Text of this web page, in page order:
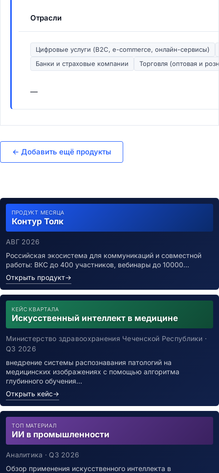
Отрасли
Цифровые услуги (B2C, e-commerce, онлайн-сервисы)
Банки и страховые компании
Торговля (оптовая и
—
← Добавить ещё продукты
ПРОДУКТ МЕСЯЦА
Контур Толк
АВГ 2026
Российская экосистема для коммуникаций и совместной
работы: ВКС до 400 участников, вебинары до 10000…
Открыть продукт→
КЕЙС КВАРТАЛА
Искусственный интеллект в медицине
Министерство здравоохранения Чеченской Республики ·
Q3 2026
внедрение системы распознавания патологий на
медицинских изображениях с помощью алгоритма
глубинного обучения…
Открыть кейс→
ТОП МАТЕРИАЛ
ИИ в промышленности
Аналитика · Q3 2026
Обзор применения искусственного интеллекта в